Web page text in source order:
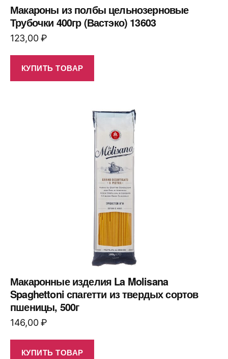
Макароны из полбы цельнозерновые
Трубочки 400гр (Вастэко) 13603
123,00₽
КУПИТЬ ТОВАР
Макаронные изделия La Molisana
Spaghettoni спагетти из твердых сортов
пшеницы, 500г
146,00₽
КУПИТЬ ТОВАР